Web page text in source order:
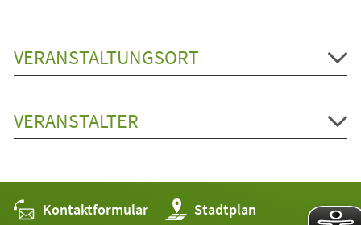
VERANSTALTUNGSORT
VERANSTALTER
Kontaktformular Stadtplan
(Öffnet